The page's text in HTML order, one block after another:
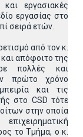
εργασιακές
εργασίας στο
σειρά ετών.
από τον κ.
απόφοιτο της
πολλές και
πρώτο χρόνο
και τις
στο CSD τότε
στην οποία
το Τμήμα, ο κ.